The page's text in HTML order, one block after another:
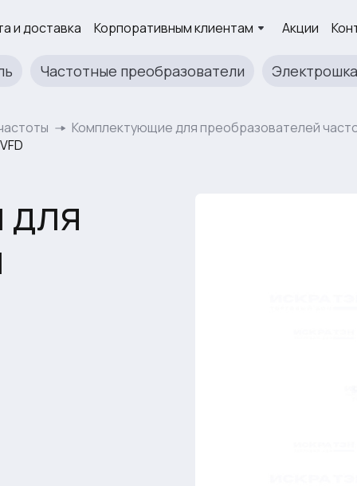
и доставка Корпоративным клиентам Акции
Частотные преобразователи
Комплектующие для преобразователей